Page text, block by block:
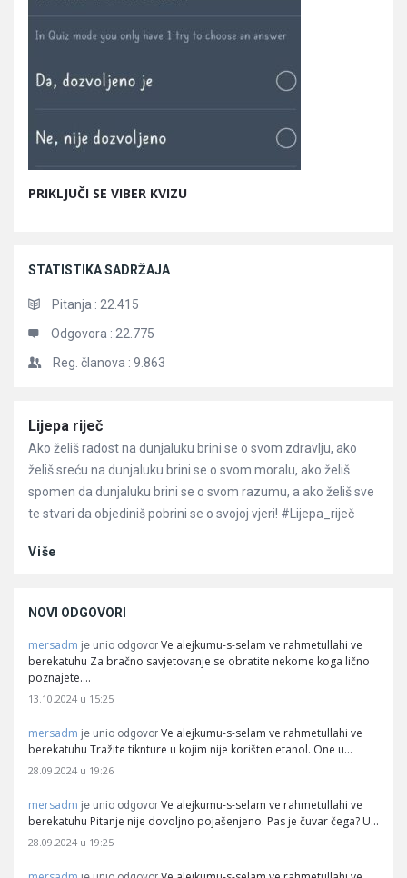
PRIKLJUČI SE VIBER KVIZU
STATISTIKA SADRŽAJA
Pitanja : 22.415
Odgovora : 22.775
Reg. članova : 9.863
Članci
Lijepa riječ
Ako želiš radost na dunjaluku brini se o svom zdravlju, ako
želiš sreću na dunjaluku brini se o svom moralu, ako želiš
spomen da dunjaluku brini se o svom razumu, a ako želiš sve
te stvari da objediniš pobrini se o svojoj vjeri! #Lijepa_riječ
Više
NOVI ODGOVORI
mersadm je unio odgovor Ve alejkumu-s-selam ve rahmetullahi ve
berekatuhu Za bračno savjetovanje se obratite nekome koga lično
poznajete.…
13.10.2024 u 15:25
mersadm je unio odgovor Ve alejkumu-s-selam ve rahmetullahi ve
berekatuhu Tražite tiknture u kojim nije korišten etanol. One u…
28.09.2024 u 19:26
mersadm je unio odgovor Ve alejkumu-s-selam ve rahmetullahi ve
berekatuhu Pitanje nije dovoljno pojašenjeno. Pas je čuvar čega? U…
28.09.2024 u 19:25